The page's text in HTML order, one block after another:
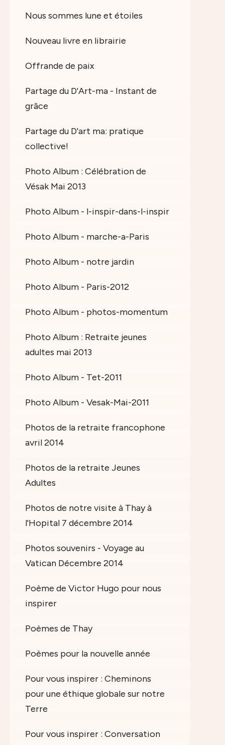
Nous sommes lune et étoiles
Nouveau livre en librairie
Offrande de paix
Partage du D'Art-ma - Instant de
grâce
Partage du D'art ma: pratique
collective!
Photo Album : Célébration de
Vésak Mai 2013
Photo Album - l-inspir-dans-l-inspir
Photo Album - marche-a-Paris
Photo Album - notre jardin
Photo Album - Paris-2012
Photo Album - photos-momentum
Photo Album : Retraite jeunes
adultes mai 2013
Photo Album - Tet-2011
Photo Album - Vesak-Mai-2011
Photos de la retraite francophone
avril 2014
Photos de la retraite Jeunes
Adultes
Photos de notre visite à Thay à
l'Hopital 7 décembre 2014
Photos souvenirs - Voyage au
Vatican Décembre 2014
Poème de Victor Hugo pour nous
inspirer
Poèmes de Thay
Poèmes pour la nouvelle année
Pour vous inspirer : Cheminons
pour une éthique globale sur notre
Terre
Pour vous inspirer : Conversation